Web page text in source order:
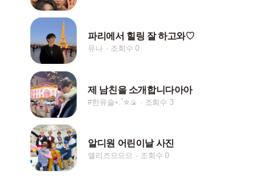
파리에서 힐링 잘 하고와♡
유나 조회수 0
제 남친을 소개합니다아아
#한유슬⋆.˚✮🍙 조회수 3
알디원 어린이날 사진
앨리즈으으으 조회수 0